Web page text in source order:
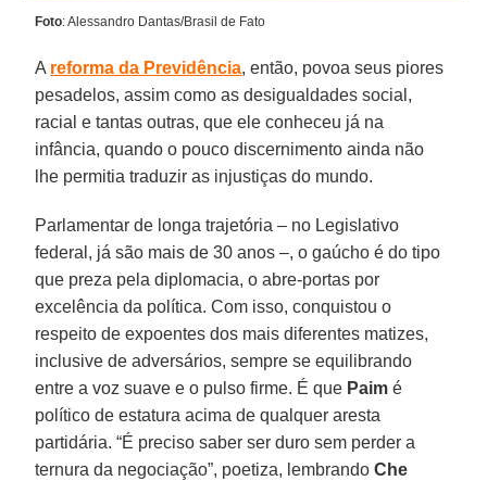
Foto: Alessandro Dantas/Brasil de Fato
A reforma da Previdência, então, povoa seus piores
pesadelos, assim como as desigualdades social,
racial e tantas outras, que ele conheceu já na
infância, quando o pouco discernimento ainda não
lhe permitia traduzir as injustiças do mundo.
Parlamentar de longa trajetória – no Legislativo
federal, já são mais de 30 anos –, o gaúcho é do tipo
que preza pela diplomacia, o abre-portas por
excelência da política. Com isso, conquistou o
respeito de expoentes dos mais diferentes matizes,
inclusive de adversários, sempre se equilibrando
entre a voz suave e o pulso firme. É que Paim é
político de estatura acima de qualquer aresta
partidária. “É preciso saber ser duro sem perder a
ternura da negociação”, poetiza, lembrandoChe